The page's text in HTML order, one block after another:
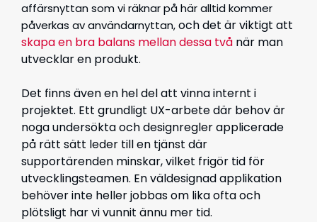
affärsnyttan som vi räknar på här alltid kommer
påverkas av användarnyttan,och det är viktigt att
skapa en bra balans mellan dessa två när man
utvecklar en produkt.
Det finns även en hel del att vinna internt i
projektet. Ett grundligt UX-arbete där behov är
noga undersökta och designregler applicerade
på rätt sätt leder till en tjänst där
supportärenden minskar, vilket frigör tid för
utvecklingsteamen. En väldesignad applikation
behöver inte heller jobbas om lika ofta och
plötsligt har vi vunnit ännu mer tid.